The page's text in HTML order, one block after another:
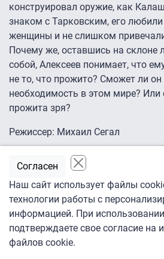
конструировал оружие, как
знаком с Тарковским, его
женщины и не слишком
Почему же, оставшись на склоне
собой, Алексеев понимает, что
не то, что прожито? Сможет ли
необходимость в этом мире? Или
прожита зря?
Режиссер: Михаил Сегал
В ролях: Александр Збруев,
Татьяна Майст, Ксения Радченко,
Анастасия Попкова, Денис
Первушина, Максим Виноградов,
Дмитрий Гудочкин.
Россия, 2014.
Наш сайт использует файлы
технологии работы с
информацией. При
подтверждаете свое согласие на
файлов cookie.
Согласен